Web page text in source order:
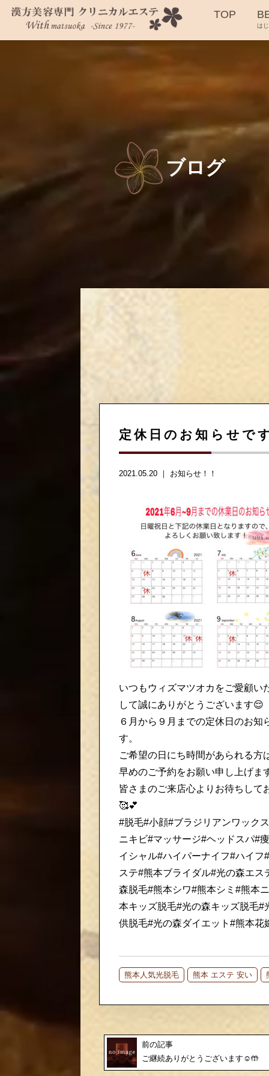
TOP
は
ブログ
定休日のお知らせで
2021.05.20 ｜ お知らせ！！
いつもウィズマツオカをご愛顧い
して誠にありがとうございます😌
６月から９月までの定休日のお知
す。
ご希望の日にち時間があられる方
早めのご予約をお願い申し上げま
皆さまのご来店心よりお待ちして
🥰💕
#脱毛#小顔#ブラジリアンワック
ニキビ#マッサージ#ヘッドスパ#
イシャル#ハイパーナイフ#ハイフ
ステ#熊本ブライダル#光の森エス
森脱毛#熊本シワ#熊本シミ#熊本
本キッズ脱毛#光の森キッズ脱毛#
供脱毛#光の森ダイエット#熊本花
熊本人気光脱毛 熊本 エステ 安い
前の記事
ご継続ありがとうございます☺️🤲